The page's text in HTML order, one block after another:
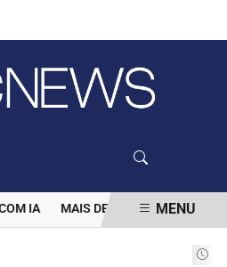
IA MAIS DE 100 MIL CLIENTES
MENU